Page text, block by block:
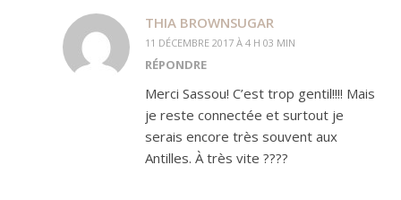
THIA BROWNSUGAR
11 DÉCEMBRE 2017 À 4 H 03 MIN
RÉPONDRE
Merci Sassou! C’est trop gentil!!!! Mais
je reste connectée et surtout je
serais encore très souvent aux
Antilles. À très vite ????